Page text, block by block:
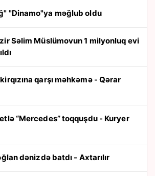
"Dinamo"ya məğlub oldu
dənizdə batdı - Axtarılır